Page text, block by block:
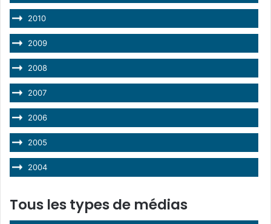
2010
2009
2008
2007
2006
2005
2004
Tous les types de médias